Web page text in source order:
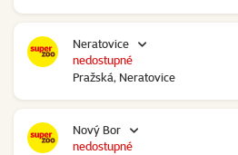
Neratovice
Pražská, Neratovice
nedostupné
Nový Bor
nedostupné